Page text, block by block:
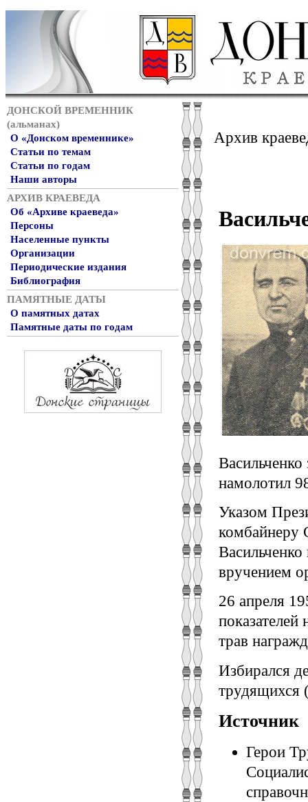
ДОНСКОЙ ВРЕМЕННИК
(альманах)
О «Донском временнике»
Статьи по темам
Статьи по годам
Наши авторы
АРХИВ КРАЕВЕДА
Об «Архиве краеведа»
Персоны
Населенные пункты
Организации
Периодические издания
Библиография
ПАМЯТНЫЕ ДАТЫ
О памятных датах
Памятные даты по годам
Архив
намолотил
Указом
вручением
26 апреля
трав
Избирался
трудящихся
Источник
Герои